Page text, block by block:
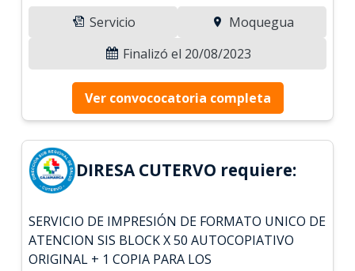
Servicio
Moquegua
Finalizó el 20/08/2023
Ver convococatoria completa
DIRESA CUTERVO requiere:
SERVICIO DE IMPRESIÓN DE FORMATO UNICO DE
ATENCION SIS BLOCK X 50 AUTOCOPIATIVO
ORIGINAL + 1 COPIA PARA LOS